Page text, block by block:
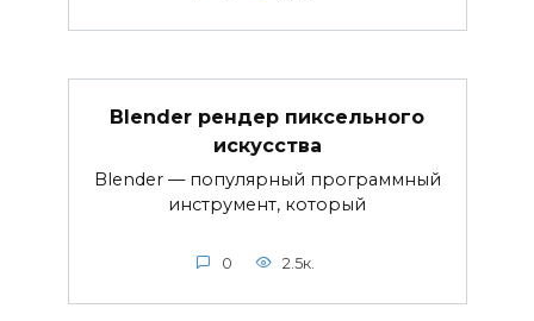
Blender рендер пиксельного
искусства
Blender — популярный программный
инструмент, который
0 2.5к.